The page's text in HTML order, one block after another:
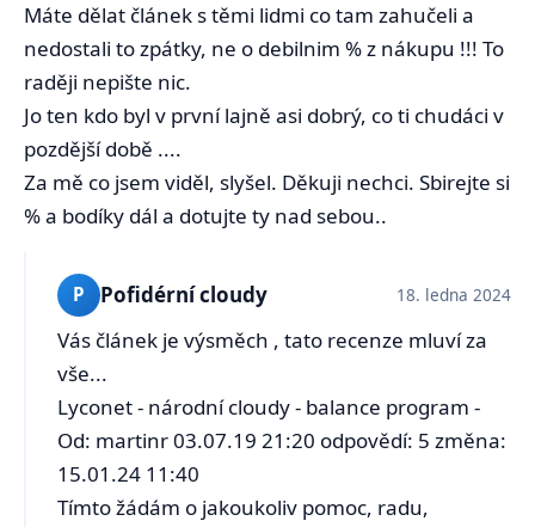
Máte dělat článek s těmi lidmi co tam zahučeli a
nedostali to zpátky, ne o debilnim % z nákupu !!! To
raději nepište nic.
Jo ten kdo byl v první lajně asi dobrý, co ti chudáci v
pozdější době ....
Za mě co jsem viděl, slyšel. Děkuji nechci. Sbirejte si
% a bodíky dál a dotujte ty nad sebou..
P Pofidérní cloudy 18. ledna 2024
Vás článek je výsměch , tato recenze mluví za
vše...
Lyconet - národní cloudy - balance program -
Od: martinr 03.07.19 21:20 odpovědí: 5 změna:
15.01.24 11:40
Tímto žádám o jakoukoliv pomoc, radu,